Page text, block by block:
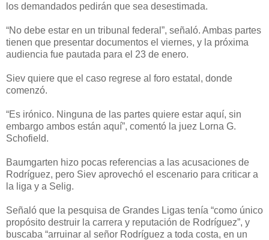
los demandados pedirán que sea desestimada.
“No debe estar en un tribunal federal”, señaló. Ambas partes
tienen que presentar documentos el viernes, y la próxima
audiencia fue pautada para el 23 de enero.
Siev quiere que el caso regrese al foro estatal, donde
comenzó.
“Es irónico. Ninguna de las partes quiere estar aquí, sin
embargo ambos están aquí”, comentó la juez Lorna G.
Schofield.
Baumgarten hizo pocas referencias a las acusaciones de
Rodríguez, pero Siev aprovechó el escenario para criticar a
la liga y a Selig.
Señaló que la pesquisa de Grandes Ligas tenía “como único
propósito destruir la carrera y reputación de Rodríguez”, y
buscaba “arruinar al señor Rodríguez a toda costa, en un